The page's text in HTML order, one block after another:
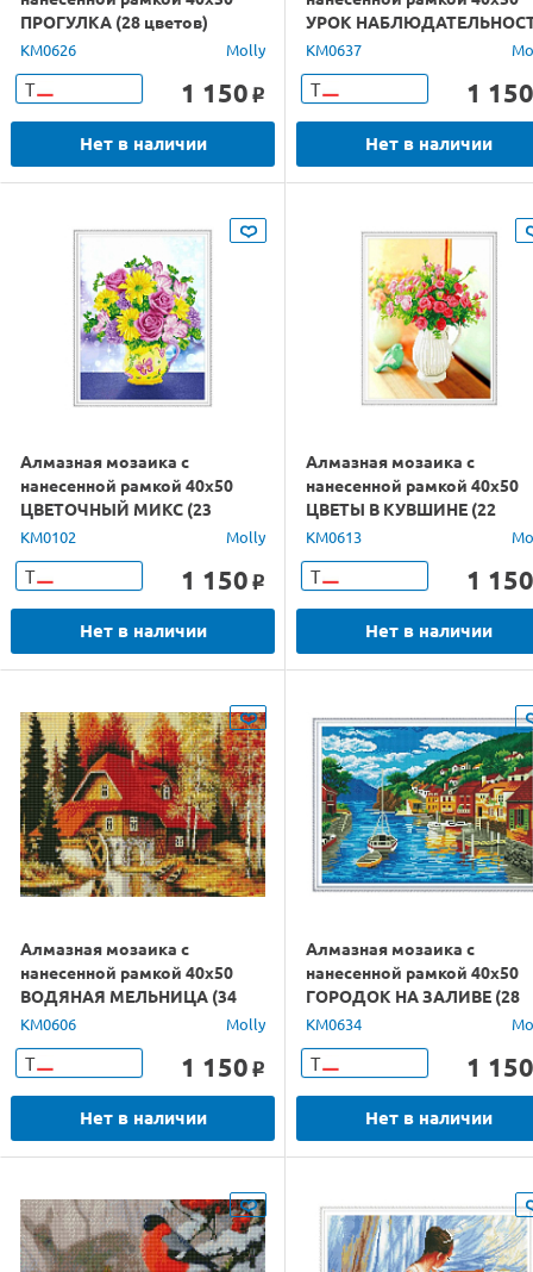
ПРОГУЛКА (28 цветов)
KM0626 Molly
Т 1 150 o
Нет в наличии
УРОК
(19 цветов)
KM0637
Т 1 150
Нет в наличии
Алмазная мозаика с
нанесенной рамкой 40х50
ЦВЕТОЧНЫЙ МИКС (23
цвета)
KM0102 Molly
Т 1 150 o
Нет в наличии
Алмазная мозаика с
нанесенной рамкой 40х50
ЦВЕТЫ В КУВШИНЕ (22
цвета)
KM0613
Т 1 150
Нет в наличии
Алмазная мозаика с
нанесенной рамкой 40х50
ВОДЯНАЯ МЕЛЬНИЦА (34
цвета)
KM0606 Molly
Т 1 150 o
Нет в наличии
Алмазная мозаика с
нанесенной рамкой 40х50
ГОРОДОК НА ЗАЛИВЕ (28
цветов)
KM0634
Т 1 150
Нет в наличии